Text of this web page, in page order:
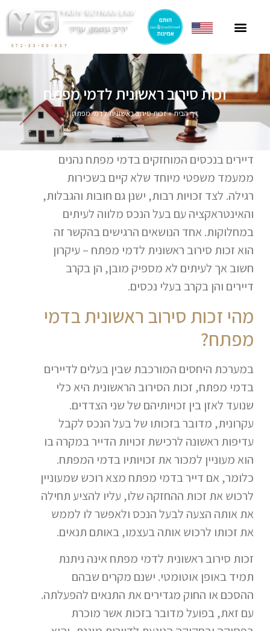
072-33-80-837
זכות סירוב ראשונית לדמי מפתח
דף הבית»זכות סירוב ראשונית לדמי מפתח
דיירים בנכסים המוחזקים בדמי מפתח נהנים
ממעמד משפטי מיוחד שלא קיים בשכירות
רגילה. לצד זכויות רבות, ישנן גם חובות והגבלות,
והאינטראקציה עם בעל הנכס מלווה לעיתים
במחלוקות. אחד הנושאים הרגישים בהקשר זה
הוא זכות סירוב ראשונית לדמי מפתח – עיקרון
חשוב אך לעיתים לא מספיק מובן, הן בקרב
דיירים והן בקרב בעלי נכסים.
מהי זכות סירוב ראשונית בדמי
מפתח?
במערכת היחסים המורכבת שבין בעלים לדיירים
בדמי מפתח, זכות הסירוב הראשונית היא כלי
שנועד לאזן בין זכויותיהם של שני הצדדים.
עקרונית, מדובר בזכותו של בעל הנכס לקבל
עדיפות ראשונה לרכישת זכויות הדייר במקרה בו
הוא מעוניין למכור את זכויותיו בדמי המפתח.
כלומר, אם דייר בדמי מפתח מצא רוכש שמעוניין
לרכוש את זכות ההחזקה שלו, עליו להציע תחילה
את אותה הצעה לבעל הנכס ולאפשר לו לממש
את זכותו לרכוש אותה בעצמו, באותם תנאים.
זכות סירוב ראשונית לדמי מפתח אינה ניתנת
תמיד באופן אוטומטי. ישנם מקרים שבהם
ההסכם או החוק מגדירים את התנאים להפעלתה.
עם זאת, בפועל מדובר בזכות אשר מוכרת